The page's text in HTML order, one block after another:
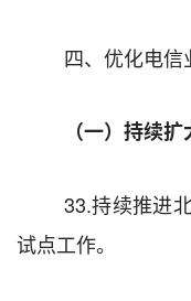
四、优化电信
（一）持续
33.持续推进
试点工作。